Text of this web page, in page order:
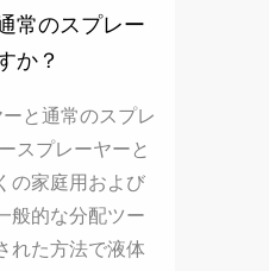
常のスプレー
か？
と通常のスプレ
スプレーヤーと
の家庭用および
般的な分配ツー
れた方法で液体